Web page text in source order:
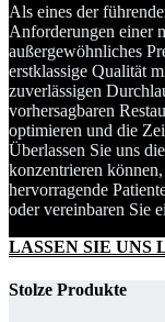
Als eines der
Anforderungen einer
außergewöhnliches
erstklassige Qualität
zuverlässigen
vorhersagbaren
optimieren und die
Überlassen Sie uns
konzentrieren
hervorragende
oder vereinbaren Sie
LASSEN SIE UNS
Stolze Produkte